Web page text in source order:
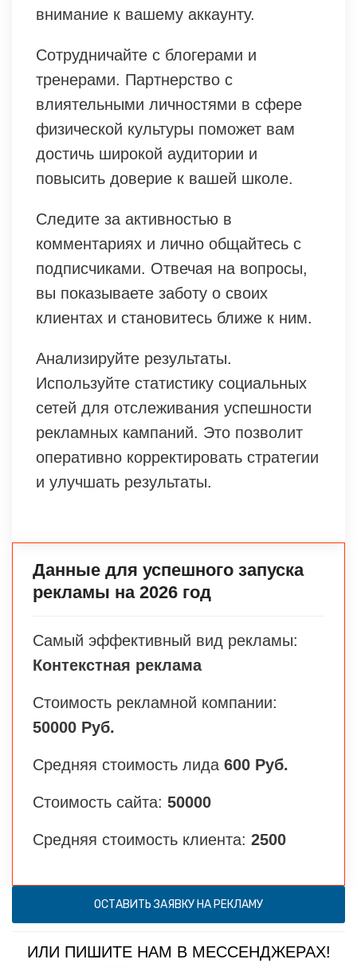
внимание к вашему аккаунту.
Сотрудничайте с блогерами и
тренерами. Партнерство с
влиятельными личностями в сфере
физической культуры поможет вам
достичь широкой аудитории и
повысить доверие к вашей школе.
Следите за активностью в
комментариях и лично общайтесь с
подписчиками. Отвечая на вопросы,
вы показываете заботу о своих
клиентах и становитесь ближе к ним.
Анализируйте результаты.
Используйте статистику социальных
сетей для отслеживания успешности
рекламных кампаний. Это позволит
оперативно корректировать стратегии
и улучшать результаты.
Данные для успешного запуска
рекламы на 2026 год
Самый эффективный вид рекламы:
Контекстная реклама
Стоимость рекламной компании:
50000 Руб.
Средняя стоимость лида 600 Руб.
Стоимость сайта: 50000
Средняя стоимость клиента: 2500
ОСТАВИТЬ ЗАЯВКУ НА РЕКЛАМУ
ИЛИ ПИШИТЕ НАМ В МЕССЕНДЖЕРАХ!